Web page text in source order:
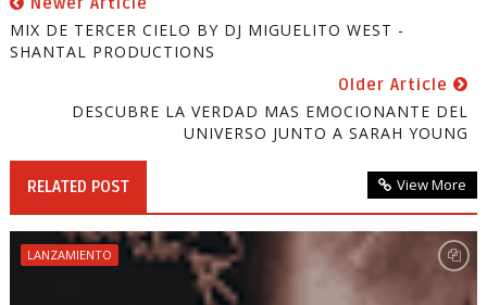
MIX DE TERCER CIELO BY DJ MIGUELITO WEST -
SHANTAL PRODUCTIONS
Older Article
DESCUBRE LA VERDAD MAS EMOCIONANTE DEL
UNIVERSO JUNTO A SARAH YOUNG
RELATED POST View More
LANZAMIENTO